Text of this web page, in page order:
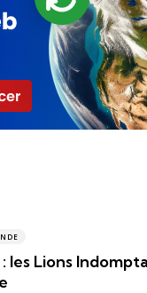
les Lions